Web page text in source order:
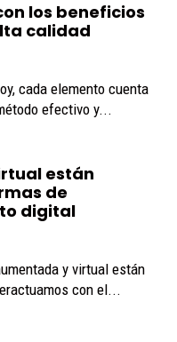
los beneficios
calidad
cada elemento cuenta
efectivo y...
están
de
digital
y virtual están
con el...